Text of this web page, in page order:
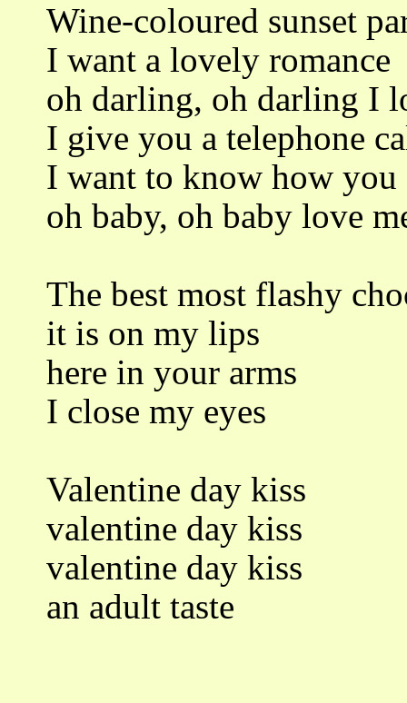
Wine-coloured sunset
I want a lovely romance
oh darling, oh darling I
I give you a telephone
I want to know how you
oh baby, oh baby love
The best most flashy
it is on my lips
here in your arms
I close my eyes
Valentine day kiss
valentine day kiss
valentine day kiss
an adult taste